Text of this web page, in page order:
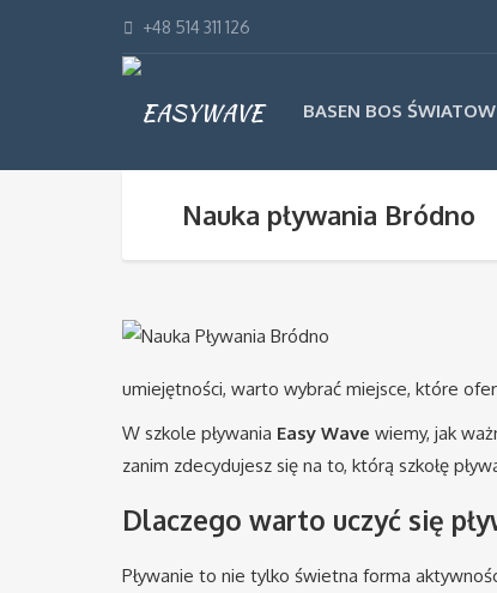
+48 514 311 126
BASEN BOS
Nauka pływania Bródno
umiejętności, warto wybrać miejsce, które
W szkole pływania Easy Wave wiemy, jak
zanim zdecydujesz się na to, którą szkołę
Dlaczego warto uczyć się
Pływanie to nie tylko świetna forma